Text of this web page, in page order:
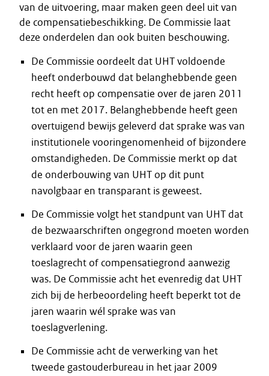
van de uitvoering, maar maken geen deel uit van
de compensatiebeschikking. De Commissie laat
deze onderdelen dan ook buiten beschouwing.
De Commissie oordeelt dat UHT voldoende
heeft onderbouwd dat belanghebbende geen
recht heeft op compensatie over de jaren 2011
tot en met 2017. Belanghebbende heeft geen
overtuigend bewijs geleverd dat sprake was van
institutionele vooringenomenheid of bijzondere
omstandigheden. De Commissie merkt op dat
de onderbouwing van UHT op dit punt
navolgbaar en transparant is geweest.
De Commissie volgt het standpunt van UHT dat
de bezwaarschriften ongegrond moeten worden
verklaard voor de jaren waarin geen
toeslagrecht of compensatiegrond aanwezig
was. De Commissie acht het evenredig dat UHT
zich bij de herbeoordeling heeft beperkt tot de
jaren waarin wél sprake was van
toeslagverlening.
De Commissie acht de verwerking van het
tweede gastouderbureau in het jaar 2009